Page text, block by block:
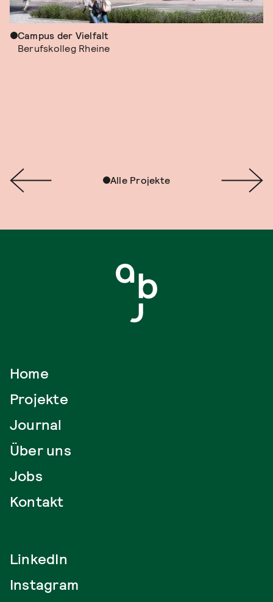
Campus der Vielfalt
Berufskolleg Rheine
Alle Projekte
Home
Projekte
Journal
Über uns
Jobs
Kontakt
LinkedIn
Instagram